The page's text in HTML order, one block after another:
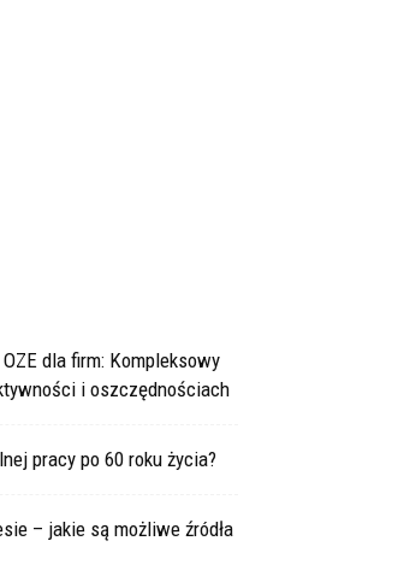
dla firm: Kompleksowy
i oszczędnościach
pracy po 60 roku życia?
– jakie są możliwe źródła